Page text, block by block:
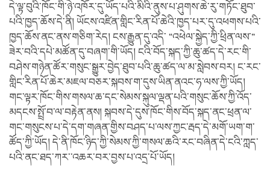
དེ་ལྟ་བུའི་ཁོང་གི་ཉེ་འཁོར་དུ་ཡོད་པའི་མིའི་ནུས་པ་ཤུགས་ཆེ་རུ་གཏོང་ཐུབ་
པའི་ཁྱད་ཆོས་དེ་ནི། ཡོངས་འཛིན་གླིང་རིན་པོ་ཆེའི་ཁྱད་པར་དུ་འཕགས་པའི་
ཁྱད་ཆོས་ནང་ནས་གཅིག་རེད། ངས་རྒྱུན་དུ་འདི་ “འཕེལ་སྐྱེད་ཀྱི་ཕྲིན་ལས་”
ཟེར་བའི་དཔེ་མཚོན་དུ་བཞག་གི་ཡོད། ངའི་བོད་སྐད་ཀྱི་ཆུ་ཚད་དེ་རང་གི་
བཤེས་གཉེན་ཚོར་གསུང་སྒྱུར་བྱེད་ཐུབ་པའི་ཆུ་ཚད་ལ་མ་སླེབས་བར། ང་རང་
གླིང་རིན་པོ་ཆེར་མཇལ་བཅར་སྐབས་ག་དུས་ཡིན་ནའང་ཧ་ལས་ཀྱི་ཡོད།
གང་ལྟར་ཁོང་གིས་གསལ་ཆ་དང་སེམས་སྐུལ་ལྡན་པའི་གསུང་ཆོས་ཀྱི་འོད་
མདངས་སྤྲོ་བ་ལ་བརྟེན་ནས། སྐབས་དེ་དུས་ཁོང་གིས་བོད་སྐད་ནང་ཕྲན་ལ་
གང་གསུངས་པ་དེ་དག་གཞན་གྱིས་བཤད་པ་ལས་ཀྱང་རྦད་དེ་མགོ་ཡག་ག་
ཚོད་ཀྱི་ཡོད། དེ་ནི་ཁོང་ཉིད་ཀྱི་སེམས་ཀྱི་གསལ་ཆའི་རང་བཞིན་དེ་ངའི་ཀླད་
པའི་ནང་ཐད་ཀར་་འཆར་བར་བྱས་པ་འདྲ་པོ་ཡོད།